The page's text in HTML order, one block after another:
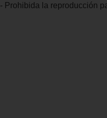
- Prohibida la reproducción